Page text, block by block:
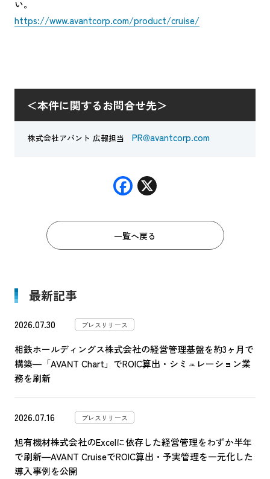
い。
https://www.avantcorp.com/product/cruise/
＜本件に関するお問合せ先＞
株式会社アバント 広報担当 PR@avantcorp.com
F
ac
e
b
一覧へ戻る
最新記事
2026.07.30 プレスリリース
相鉄ホールディングス株式会社の経営管理基盤を約3ヶ月で
構築―「AVANT Chart」でROIC算出・シミュレーション業
務を刷新
2026.07.16 プレスリリース
旭有機材株式会社のExcelに依存した経営管理をわずか半年
で刷新―AVANT CruiseでROIC算出・予実管理を一元化した
導入事例を公開